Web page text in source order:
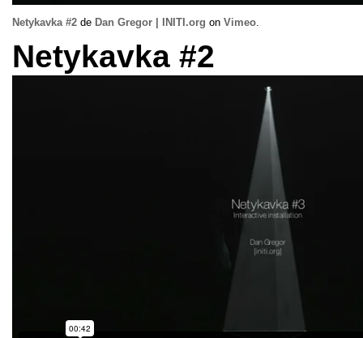
Netykavka #2 de Dan Gregor INITI.org on Vimeo
Netykavka #2